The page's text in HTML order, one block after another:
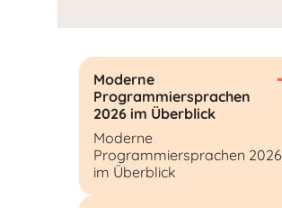
Moderne
Programmiersprachen
2026 im Überblick
Moderne
Programmiersprachen 2026
im Überblick